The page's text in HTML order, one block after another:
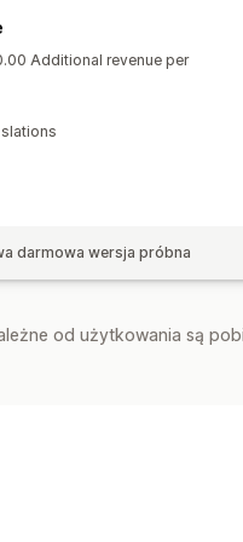
Additional revenue per
darmowa wersja próbna
od użytkowania są